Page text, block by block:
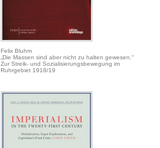
Felix Bluhm
„Die Massen sind aber nicht zu halten gewesen.“
Zur Streik- und Sozialisierungsbewegung im
Ruhrgebiet 1918/19